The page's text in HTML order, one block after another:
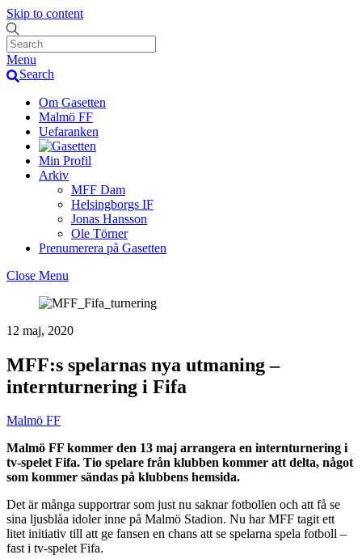
Skip to content
Menu
Search
Om Gasetten
Malmö FF
Uefaranken
Min Profil
Arkiv
MFF Dam
Helsingborgs IF
Jonas Hansson
Ole Törner
Prenumerera på Gasetten
Close Menu
12 maj, 2020
MFF:s spelarnas nya utmaning –
internturnering i Fifa
Malmö FF
Malmö FF kommer den 13 maj arrangera en internturnering i
tv-spelet Fifa. Tio spelare från klubben kommer att delta, något
som kommer sändas på klubbens hemsida.
Det är många supportrar som just nu saknar fotbollen och att få se
sina ljusblåa idoler inne på Malmö Stadion. Nu har MFF tagit ett
litet initiativ till att ge fansen en chans att se spelarna spela fotboll –
fast i tv-spelet Fifa.